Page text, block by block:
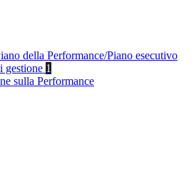
della Performance/Piano esecutivo
gestione 1
sulla Performance